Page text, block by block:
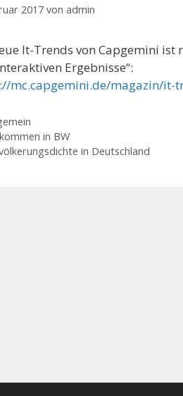
2017 von admin
It-Trends von Capgemini ist
Ergebnisse“:
mc.capgemini.de/magazin/it-
in BW
in Deutschland